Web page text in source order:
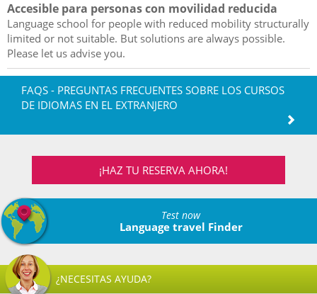
Accesible para personas con movilidad reducida
Language school for people with reduced mobility structurally
limited or not suitable. But solutions are always possible.
Please let us advise you.
FAQS - PREGUNTAS FRECUENTES SOBRE LOS CURSOS
DE IDIOMAS EN EL EXTRANJERO
¡HAZ TU RESERVA AHORA!
Test now
Language travel Finder
¿NECESITAS AYUDA?